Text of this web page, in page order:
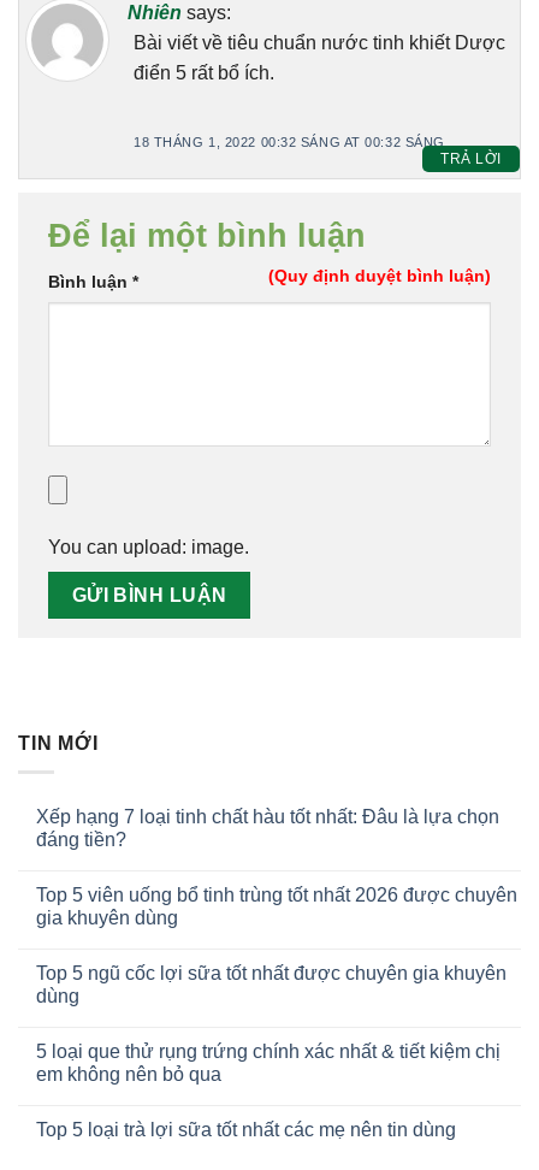
TIN MỚI
Xếp hạng 7 loại tinh chất hàu tốt nhất: Đâu là lựa chọn
đáng tiền?
Top 5 viên uống bổ tinh trùng tốt nhất 2026 được chuyên
gia khuyên dùng
Top 5 ngũ cốc lợi sữa tốt nhất được chuyên gia khuyên
dùng
5 loại que thử rụng trứng chính xác nhất & tiết kiệm chị
em không nên bỏ qua
Top 5 loại trà lợi sữa tốt nhất các mẹ nên tin dùng
Nhiên says:
Bài viết về tiêu chuẩn nước tinh khiết Dược
điển 5 rất bổ ích.
18 THÁNG 1, 2022 00:32 SÁNG AT 00:32 SÁNG
TRẢ LỜI
Để lại một bình luận
(Quy định duyệt bình luận)
Bình luận *
You can upload: image.